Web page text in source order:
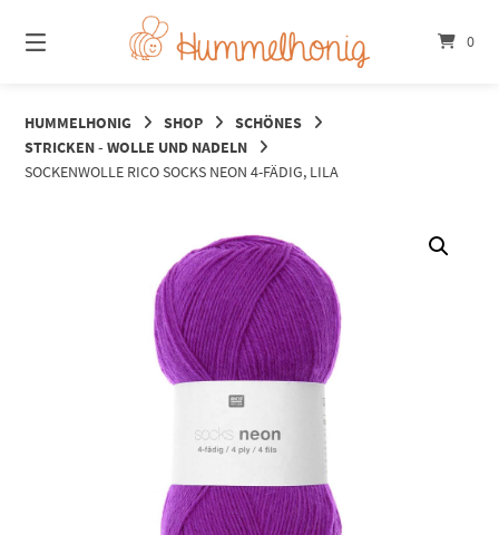
zum
Inhalt
0
HUMMELHONIG SHOP
SCHÖNES
STRICKEN - WOLLE UND NADELN
SOCKENWOLLE RICO SOCKS NEON 4-FÄDIG, LILA